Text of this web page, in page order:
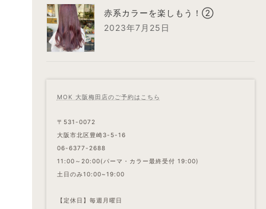
赤系カラーを楽しもう！②
2023年7月25日
MOK 大阪梅田店のご予約はこちら
〒531-0072
大阪市北区豊崎3-5-16
06-6377-2688
11:00～20:00(パーマ・カラー最終受付 19:00)
土日のみ10:00~19:00
【定休日】毎週月曜日